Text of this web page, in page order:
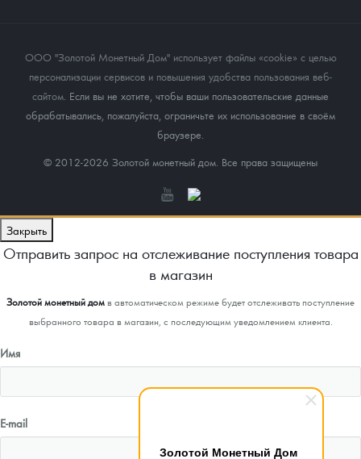
Золотой Монетный Дом
ООО "Золотой Монетный Дом" использует файлы «cookie» с целью
персонализации сервисов и повышения удобства пользования веб-
сайтом. Если вы не хотите, чтобы ваши пользовательские данные
обрабатывались, пожалуйста, ограничьте их использование в своём
браузере.
© 2012-2026 Золотой монетный дом. Все права защищены
Закрыть
Отправить запрос на отслеживание поступления товара
в магазин
Золотой монетный домв автоматическом режиме будет отслеживать поступление
выбранного товара в магазин, с последующим уведомлением клиента.
Имя
E-mail